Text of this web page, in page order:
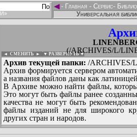
◄- Главная - Сервис-
Универсальная
(/ARCHIVES/L/
◄ СМЕНИТЬ ► ▼ РАЗВЕРНУТЬ ▼
Архив текущей папки: /ARCHIVES/
Архив формируется сервером
а названия файлов даны как
В Архиве можно найти файлы,
Это могут быть файлы ранее
качества не могут быть
файлы изданий не для широкого
других стран и народов.